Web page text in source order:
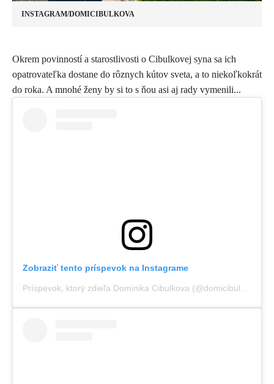
INSTAGRAM/DOMICIBULKOVA
​Okrem povinností a starostlivosti o Cibulkovej syna sa ich
opatrovateľka dostane do rôznych kútov sveta, a to niekoľkokrát
do roka. A mnohé ženy by si to s ňou asi aj rady vymenili...
Zobraziť tento príspevok na Instagrame